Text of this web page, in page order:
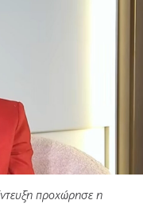
προχώρησε η